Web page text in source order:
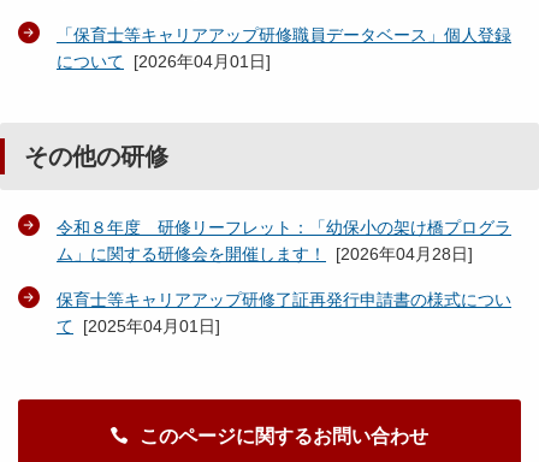
「保育士等キャリアアップ研修職員データベース」個人登録
について [2026年04月01日]
その他の研修
令和８年度 研修リーフレット：「幼保小の架け橋プログラ
ム」に関する研修会を開催します！
[2026年04月28日]
保育士等キャリアアップ研修了証再発行申請書の様式につい
て [2025年04月01日]
このページに関するお問い合わせ